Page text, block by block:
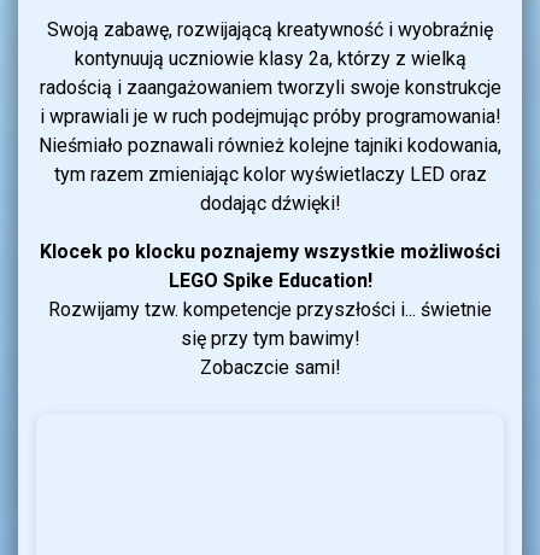
Swoją zabawę, rozwijającą kreatywność i wyobraźnię
kontynuują uczniowie klasy 2a, którzy z wielką
radością i zaangażowaniem tworzyli swoje konstrukcje
i wprawiali je w ruch podejmując próby programowania!
Nieśmiało poznawali również kolejne tajniki kodowania,
tym razem zmieniając kolor wyświetlaczy LED oraz
dodając dźwięki!
Klocek po klocku poznajemy wszystkie możliwości
LEGO Spike Education!
Rozwijamy tzw. kompetencje przyszłości i... świetnie
się przy tym bawimy!
Zobaczcie sami!